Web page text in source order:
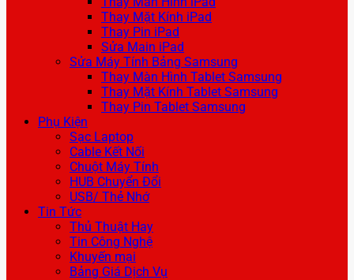
Thay Mặt Kính iPad
Thay Pin iPad
Sửa Main iPad
Sửa Máy Tính Bảng Samsung
Thay Màn Hình Tablet Samsung
Thay Mặt Kính Tablet Samsung
Thay Pin Tablet Samsung
Phụ Kiện
Sạc Laptop
Cable Kết Nối
Chuột Máy Tính
HUB Chuyển Đổi
USB/ Thẻ Nhớ
Tin Tức
Thủ Thuật Hay
Tin Công Nghệ
Khuyến mại
Bảng Giá Dịch Vụ